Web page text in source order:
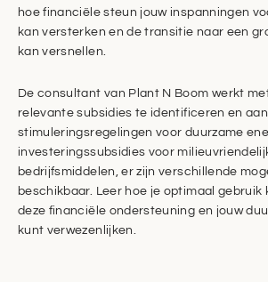
hoe financiële steun jouw inspanningen
kan versterken en de transitie naar een
kan versnellen.
De consultant van Plant N Boom werkt
relevante subsidies te identificeren en
stimuleringsregelingen voor duurzame
investeringssubsidies voor
bedrijfsmiddelen, er zijn verschillende
beschikbaar. Leer hoe je optimaal gebruik
deze financiële ondersteuning en jouw
kunt verwezenlijken.